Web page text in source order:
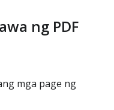
ng PDF
mga page ng